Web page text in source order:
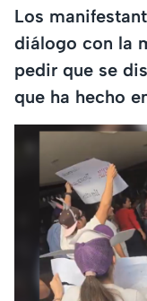
Los
diálogo con la
pedir que se
que ha hecho